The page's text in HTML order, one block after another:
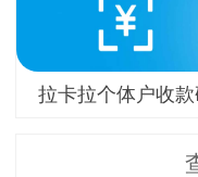
拉卡拉个体户收款